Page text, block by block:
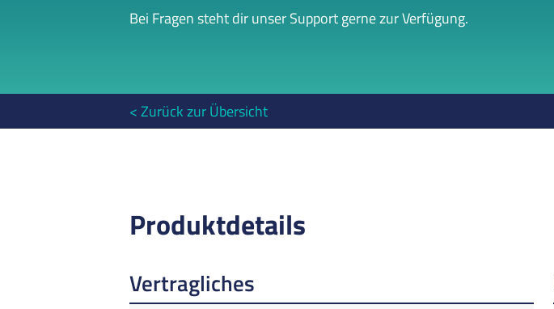
Bei Fragen steht dir unser Support gerne zur Verfügung.
Zurück zur Übersicht
Produktdetails
Vertragliches